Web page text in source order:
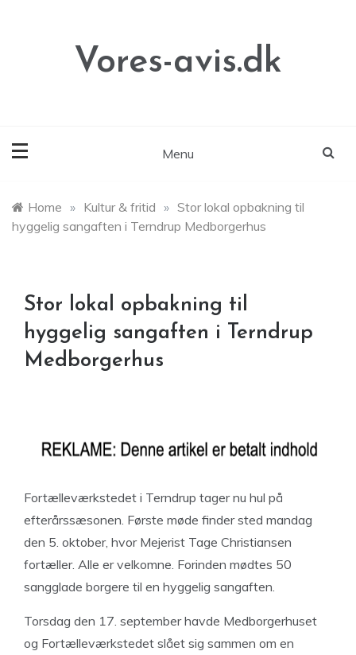
Vores-avis.dk
Menu
Home » Kultur & fritid » Stor lokal opbakning til
hyggelig sangaften i Terndrup Medborgerhus
Stor lokal opbakning til
hyggelig sangaften i Terndrup
Medborgerhus
Fortælleværkstedet i Terndrup tager nu hul på
efterårssæsonen. Første møde finder sted mandag
den 5. oktober, hvor Mejerist Tage Christiansen
fortæller. Alle er velkomne. Forinden mødtes 50
sangglade borgere til en hyggelig sangaften.
Torsdag den 17. september havde Medborgerhuset
og Fortælleværkstedet slået sig sammen om en